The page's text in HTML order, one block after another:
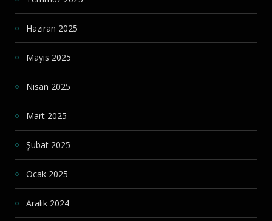
Haziran 2025
Mayıs 2025
Nisan 2025
Mart 2025
Şubat 2025
Ocak 2025
Aralık 2024